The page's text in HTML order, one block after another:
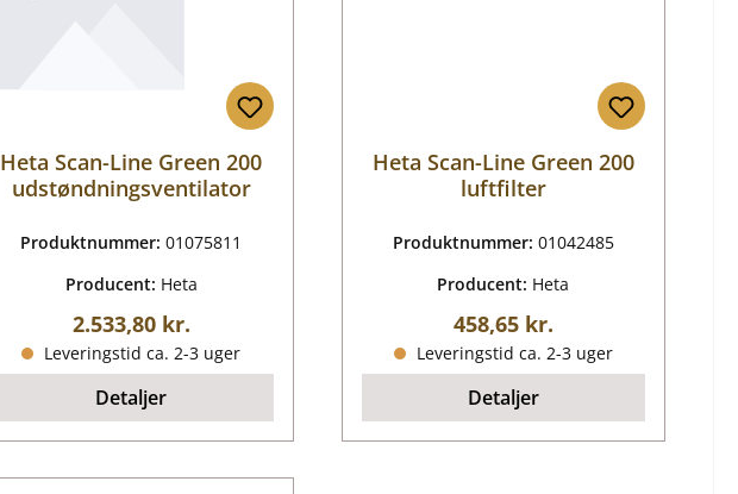
Heta Scan-Line Green 200
udstøndningsventilator
Produktnummer:01075811
Producent: Heta
Almindelig pris:
2.533,80 kr.
Leveringstid ca. 2-3 uger
Detaljer
Heta Scan-Line Green 200
luftfilter
Produktnummer: 01042485
Producent: Heta
Almindelig pris:
458,65 kr.
Leveringstid ca. 2-3 uger
Detaljer